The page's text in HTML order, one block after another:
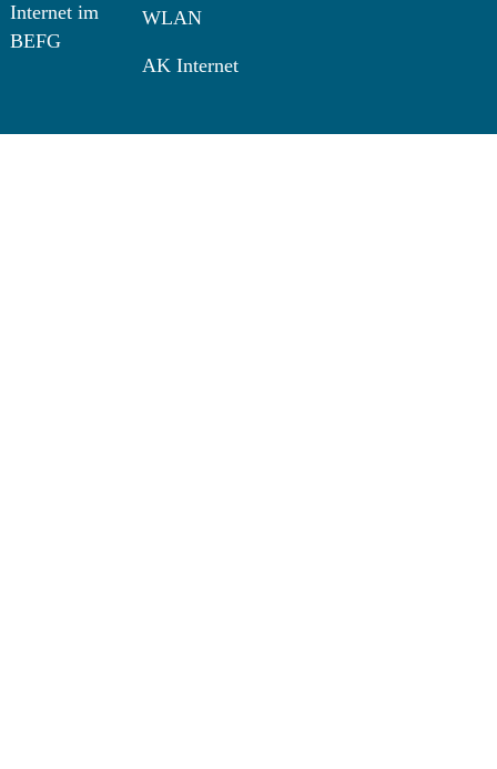
Internet im
BEFG
WLAN
AK Internet